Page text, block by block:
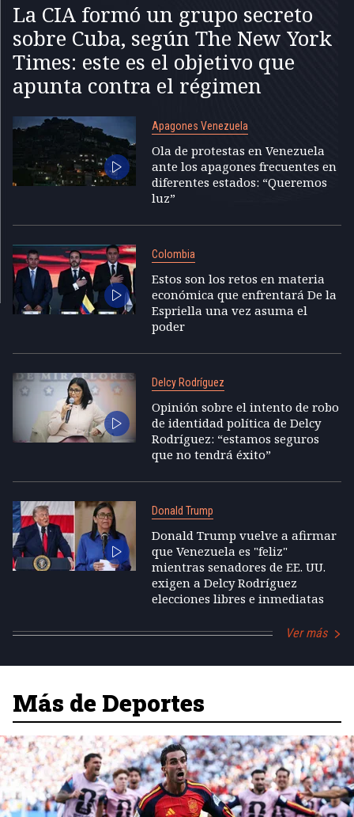
La CIA formó un grupo secreto
sobre Cuba, según The New York
Times: este es el objetivo que
apunta contra el régimen
Apagones Venezuela
Ola de protestas en Venezuela
ante los apagones frecuentes en
diferentes estados: “Queremos
luz”
Colombia
Estos son los retos en materia
económica que enfrentará De la
Espriella una vez asuma el
poder
Delcy Rodríguez
Opinión sobre el intento de robo
de identidad política de Delcy
Rodríguez: “estamos seguros
que no tendrá éxito”
Donald Trump
Donald Trump vuelve a afirmar
que Venezuela es "feliz"
mientras senadores de EE. UU.
exigen a Delcy Rodríguez
elecciones libres e inmediatas
Ver más
Más de Deportes